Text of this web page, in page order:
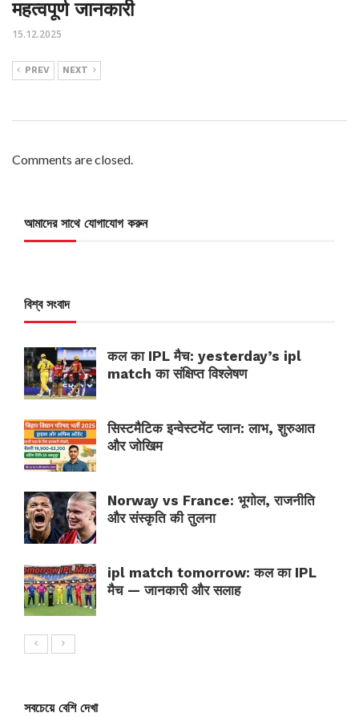
महत्वपूर्ण जानकारी
15.12.2025
PREV NEXT
Comments are closed.
আমাদের সাথে যোগাযোগ করুন
বিশ্ব সংবাদ
कल का IPL मैच: yesterday’s ipl
match का संक्षिप्त विश्लेषण
सिस्टमैटिक इन्वेस्टमेंट प्लान: लाभ, शुरुआत
और जोखिम
Norway vs France: भूगोल, राजनीति
और संस्कृति की तुलना
ipl match tomorrow: कल का IPL
मैच — जानकारी और सलाह
সবচেয়ে বেশি দেখা